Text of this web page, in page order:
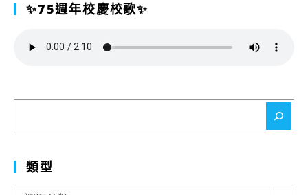
✨75週年校慶校歌✨
類型